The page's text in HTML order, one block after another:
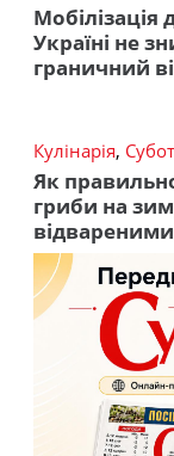
Мобілізація
Україні не
граничний
Кулінарія,
Як
гриби на